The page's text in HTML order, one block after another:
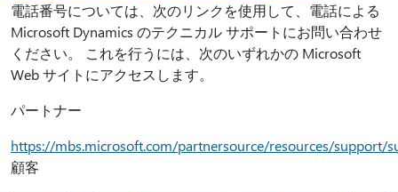
電話番号については、次のリンクを使用して、電話による
Microsoft Dynamics のテクニカル サポートにお問い合わせ
ください。 これを行うには、次のいずれかの Microsoft
Web サイトにアクセスします。
パートナー
https://mbs.microsoft.com/partnersource/resources/
顧客